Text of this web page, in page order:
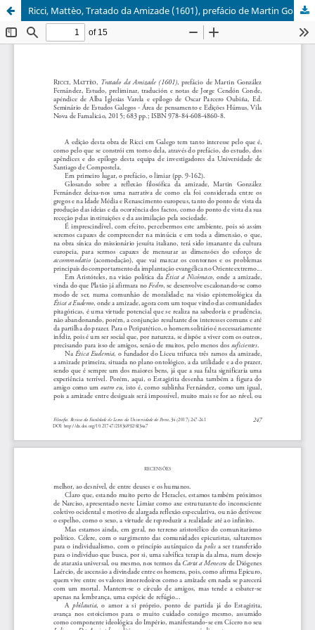
Ricci, Mattèo, Tratado da Amizade (1601), prefácio de Martin González Fernández, Estudo, preliminar, tradución e notas de Jorge Cendón Conde, apéndice de Alba Iglesias Varela e epílogo de Oscar Parcero Oubiña